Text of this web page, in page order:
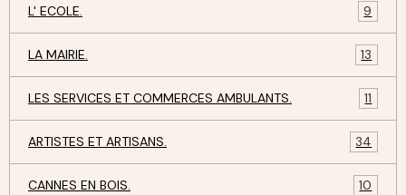
L' ECOLE. 9
LA MAIRIE. 13
LES SERVICES ET COMMERCES AMBULANTS. 11
ARTISTES ET ARTISANS. 34
CANNES EN BOIS. 10